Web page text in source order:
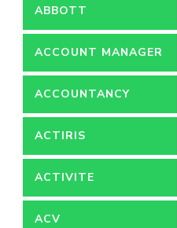
ABBOTT
ACCOUNT MANAGER
ACCOUNTANCY
ACTIRIS
ACTIVITE
ACV